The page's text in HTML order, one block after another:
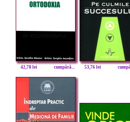
42,78 lei cumpără... 53,76 lei